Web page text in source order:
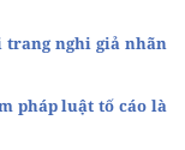
trang nghi giả nhãn
pháp luật tố cáo là